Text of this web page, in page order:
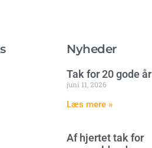
Nyheder
Tak for 20 gode år
juni 11, 2026
Læs mere »
Af hjertet tak for